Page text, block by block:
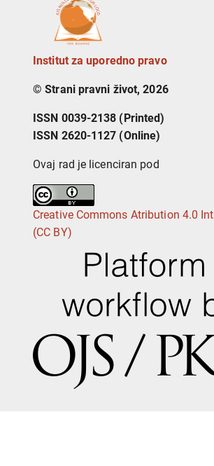
Institut za uporedno pravo
© Strani pravni život, 2026
ISSN 0039-2138 (Printed)
ISSN 2620-1127 (Online)
Ovaj rad je licenciran pod
Creative Commons Atribution 4.0
(CC BY)